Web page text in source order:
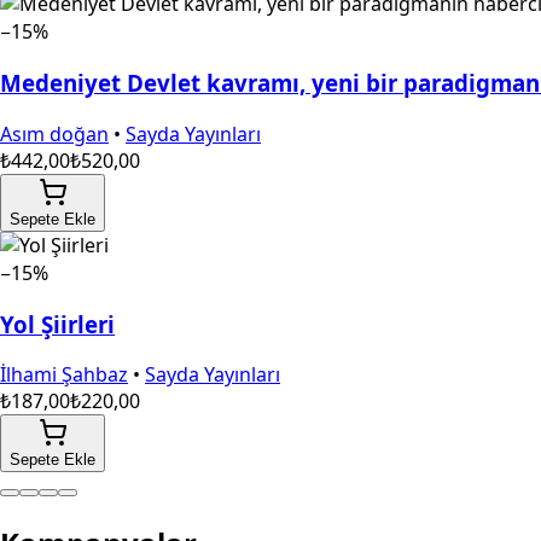
−15%
Medeniyet Devlet kavramı, yeni bir
Asım doğan • Sayda Yayınları
₺442,00₺520,00
Sepete Ekle
−15%
Yol Şiirleri
İlhami Şahbaz • Sayda Yayınları
₺187,00₺220,00
Sepete Ekle